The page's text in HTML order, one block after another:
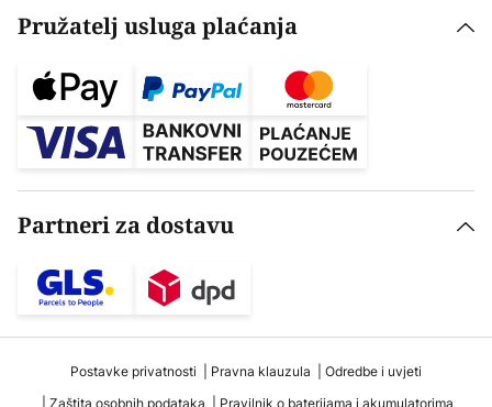
Pružatelj usluga plaćanja
Partneri za dostavu
Postavke privatnosti Pravna klauzula
Odredbe i uvjeti
Zaštita osobnih podataka
Pravilnik o baterijama i akumulatorima